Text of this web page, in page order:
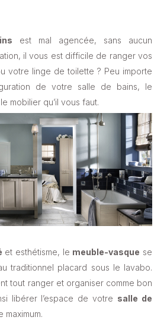
est mal agencée, sans aucun
il vous est difficile de ranger vos
votre linge de toilette ? Peu importe
de votre salle de bains, le
mobilier qu’il vous faut.
et esthétisme, le meuble-vasque se
traditionnel placard sous le lavabo.
tout ranger et organiser comme bon
libérer l’espace de votre salle de
maximum.